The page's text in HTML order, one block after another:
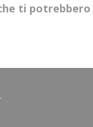
ti potrebbero